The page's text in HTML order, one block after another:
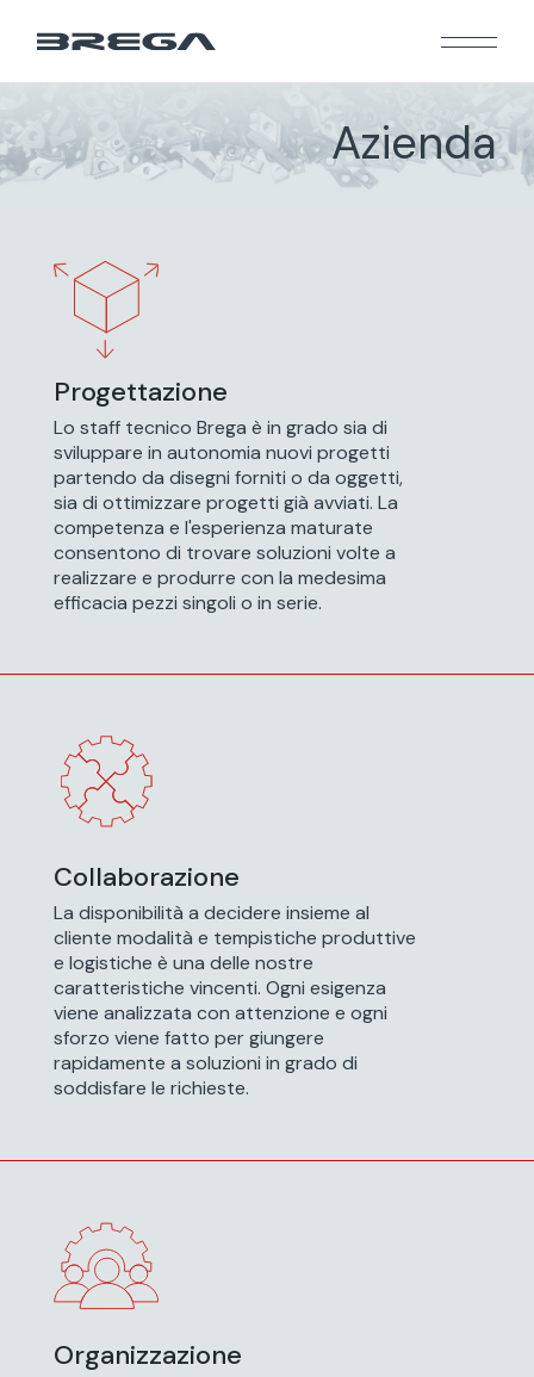
Azienda
Progettazione
Lo staff tecnico Brega è in grado sia di
sviluppare in autonomia nuovi progetti
partendo da disegni forniti o da oggetti,
sia di ottimizzare progetti già avviati. La
competenza e l'esperienza maturate
consentono di trovare soluzioni volte a
realizzare e produrre con la medesima
efficacia pezzi singoli o in serie.
Progettazione
Lo staff tecnico Brega è in grado sia di
sviluppare in autonomia nuovi progetti
partendo da disegni forniti o da oggetti,
sia di ottimizzare progetti già avviati. La
competenza e l'esperienza maturate
consentono di trovare soluzioni volte a
realizzare e produrre con la medesima
efficacia pezzi singoli o in serie.
Collaborazione
La disponibilità a decidere insieme al
cliente modalità e tempistiche produttive
e logistiche è una delle nostre
caratteristiche vincenti. Ogni esigenza
viene analizzata con attenzione e ogni
sforzo viene fatto per giungere
rapidamente a soluzioni in grado di
soddisfare le richieste.
Collaborazione
La disponibilità a decidere insieme al
cliente modalità e tempistiche produttive
e logistiche è una delle nostre
caratteristiche vincenti. Ogni esigenza
viene analizzata con attenzione e ogni
sforzo viene fatto per giungere
rapidamente a soluzioni in grado di
soddisfare le richieste.
Organizzazione
Organizzazione